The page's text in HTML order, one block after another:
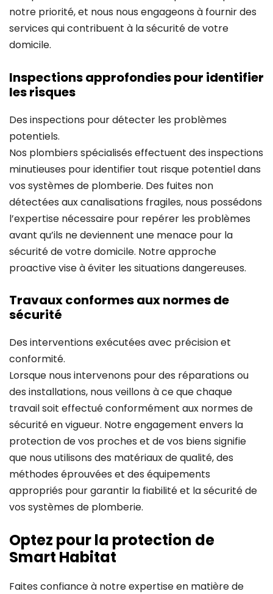
notre priorité, et nous nous engageons à fournir des
services qui contribuent à la sécurité de votre
domicile.
Inspections approfondies pour identifier
les risques
Des inspections pour détecter les problèmes
potentiels.
Nos plombiers spécialisés effectuent des inspections
minutieuses pour identifier tout risque potentiel dans
vos systèmes de plomberie. Des fuites non
détectées aux canalisations fragiles, nous possédons
l’expertise nécessaire pour repérer les problèmes
avant qu’ils ne deviennent une menace pour la
sécurité de votre domicile. Notre approche
proactive vise à éviter les situations dangereuses.
Travaux conformes aux normes de
sécurité
Des interventions exécutées avec précision et
conformité.
Lorsque nous intervenons pour des réparations ou
des installations, nous veillons à ce que chaque
travail soit effectué conformément aux normes de
sécurité en vigueur. Notre engagement envers la
protection de vos proches et de vos biens signifie
que nous utilisons des matériaux de qualité, des
méthodes éprouvées et des équipements
appropriés pour garantir la fiabilité et la sécurité de
vos systèmes de plomberie.
Optez pour la protection de
Smart Habitat
Faites confiance à notre expertise en matière de